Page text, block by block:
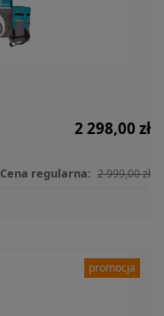
2 298,00 zł
Cena regularna: 2 999,00 zł
promocja